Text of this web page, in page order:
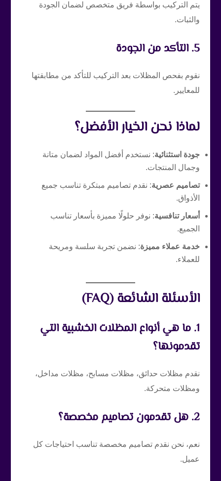
يتم التركيب بواسطة فريق متخصص لضمان الجودة
والثبات.
5. التأكد من الجودة
نقوم بفحص المظلات بعد التركيب للتأكد من مطابقتها
للمعايير.
لماذا نحن الخيار الأفضل؟
جودة استثنائية: نستخدم أفضل المواد لضمان متانة
وجمال المنتجات.
تصاميم عصرية: نقدم تصاميم مبتكرة تناسب جميع
الأذواق.
أسعار تنافسية: نوفر حلولًا مميزة بأسعار تناسب
الجميع.
خدمة عملاء مميزة: نضمن تجربة سلسة ومريحة
للعملاء.
الأسئلة الشائعة (FAQ)
1. ما هي أنواع المظلات الخشبية التي
تقدمونها؟
نقدم مظلات حدائق، مظلات مسابح، مظلات مداخل،
ومظلات متحركة.
2. هل تقدمون تصاميم مخصصة؟
نعم، نحن نقدم تصاميم مخصصة تناسب احتياجات كل
عميل.